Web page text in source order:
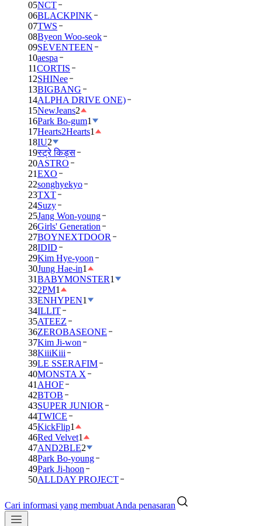
05NCT
06BLACKPINK
07TWS
08Byeon Woo-seok
09SEVENTEEN
10aespa
11CORTIS
12SHINee
13BIGBANG
14ALPHA DRIVE ONE)
15NewJeans2
16Park Bo-gum1
17Hearts2Hearts1
18IU2
19स्ट्रे किड्स
20ASTRO
21EXO
22songhyekyo
23TXT
24Suzy
25Jang Won-young
26Girls' Generation
27BOYNEXTDOOR
28IDID
29Kim Hye-yoon
30Jung Hae-in1
31BABYMONSTER1
322PM1
33ENHYPEN1
34ILLIT
35ATEEZ
36ZEROBASEONE
37Kim Ji-won
38KiiiKiii
39LE SSERAFIM
40MONSTA X
41 AHOF
42BTOB
43SUPER JUNIOR
44TWICE
45KickFlip1
46Red Velvet1
47AND2BLE2
48Park Bo-young
49Park Ji-hoon
50ALLDAY PROJECT
Cari informasi yang membuat Anda penasaran